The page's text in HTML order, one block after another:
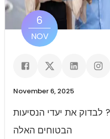
6
NOV
November 6, 2025
לבדוק את יעדי הנסיעות
הבטוחים האלה